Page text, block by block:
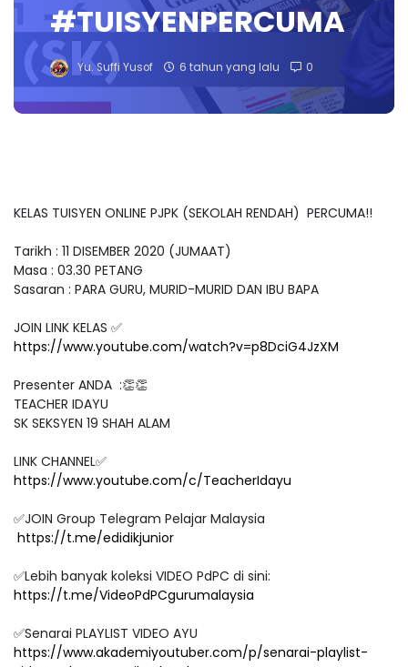
#TUISYENPERCUMA
Yu. Suffi Yusof 6 tahun yang lalu 0
KELAS TUISYEN ONLINE PJPK (SEKOLAH RENDAH) PERCUMA!!
Tarikh : 11 DISEMBER 2020 (JUMAAT)
Masa : 03.30 PETANG
Sasaran : PARA GURU, MURID-MURID DAN IBU BAPA
JOIN LINK KELAS ✅
https://www.youtube.com/watch?v=p8DciG4JzXM
Presenter ANDA :👏👏
TEACHER IDAYU
SK SEKSYEN 19 SHAH ALAM
LINK CHANNEL✅
https://www.youtube.com/c/TeacherIdayu
✅JOIN Group Telegram Pelajar Malaysia
https://t.me/edidikjunior
✅Lebih banyak koleksi VIDEO PdPC di sini:
https://t.me/VideoPdPCgurumalaysia
✅Senarai PLAYLIST VIDEO AYU
https://www.akademiyoutuber.com/p/senarai-playlist-